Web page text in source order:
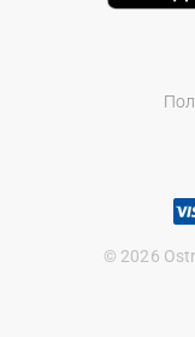
© 2026